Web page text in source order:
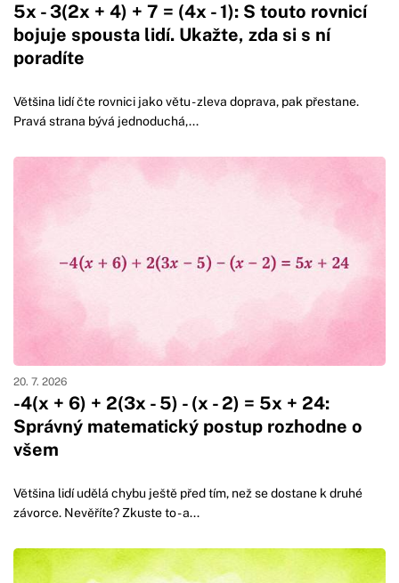
5x - 3(2x + 4) + 7 = (4x - 1): S touto rovnicí
bojuje spousta lidí. Ukažte, zda si s ní
poradíte
Většina lidí čte rovnici jako větu - zleva doprava, pak přestane.
Pravá strana bývá jednoduchá,...
-4(x + 6) + 2(3x - 5) - (x - 2) = 5x + 24:
Správný matematický postup rozhodne o
všem
20. 7. 2026
Většina lidí udělá chybu ještě před tím, než se dostane k druhé
závorce. Nevěříte? Zkuste to - a...